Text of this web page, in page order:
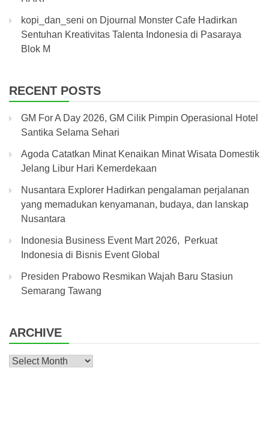
kopi_dan_seni on Djournal Monster Cafe Hadirkan
Sentuhan Kreativitas Talenta Indonesia di Pasaraya
Blok M
RECENT POSTS
GM For A Day 2026, GM Cilik Pimpin Operasional Hotel
Santika Selama Sehari
Agoda Catatkan Minat Kenaikan Minat Wisata Domestik
Jelang Libur Hari Kemerdekaan
Nusantara Explorer Hadirkan pengalaman perjalanan
yang memadukan kenyamanan, budaya, dan lanskap
Nusantara
Indonesia Business Event Mart 2026, Perkuat
Indonesia di Bisnis Event Global
Presiden Prabowo Resmikan Wajah Baru Stasiun
Semarang Tawang
ARCHIVE
Archive